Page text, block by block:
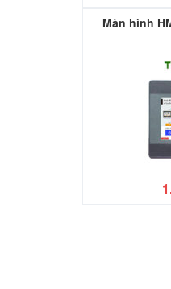
Màn hình